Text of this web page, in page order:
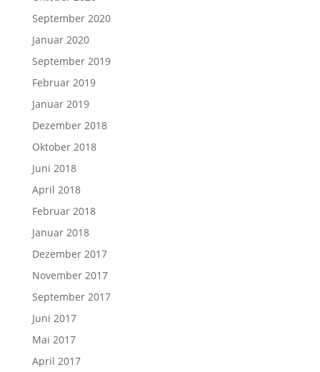
September 2020
Januar 2020
September 2019
Februar 2019
Januar 2019
Dezember 2018
Oktober 2018
Juni 2018
April 2018
Februar 2018
Januar 2018
Dezember 2017
November 2017
September 2017
Juni 2017
Mai 2017
April 2017